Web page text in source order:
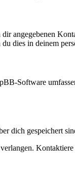
angegebenen
dies in deinem
Software
dich gespeichert